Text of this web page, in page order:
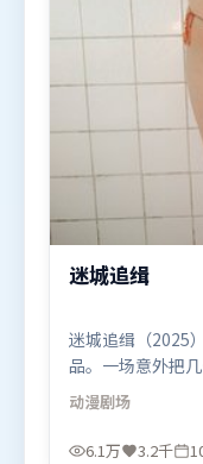
迷城追缉
迷城追缉（2025
品。一场意外把
信任与背叛交替
域气质，增强沉
紫、刘亦菲，苍
动漫剧场
6.1万 3.2千